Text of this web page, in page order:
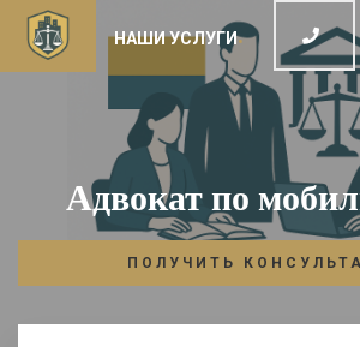
НАШИ УСЛУГИ
Адвокат по
ПОЛУЧИТЬ